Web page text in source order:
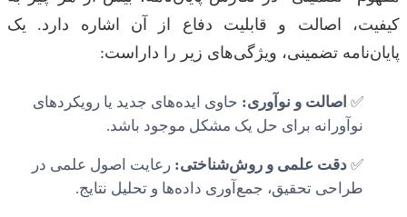
کیفیت، اصالت و قابلیت دفاع از آن اشاره دارد. یک
پایان‌نامه تضمینی، ویژگی‌های زیر را داراست:
✅ اصالت و نوآوری: حاوی ایده‌های جدید یا رویکردهای
نوآورانه برای حل یک مشکل موجود باشد.
✅ دقت علمی و روش‌شناختی: رعایت اصول علمی در
طراحی تحقیق، جمع‌آوری داده‌ها و تحلیل نتایج.